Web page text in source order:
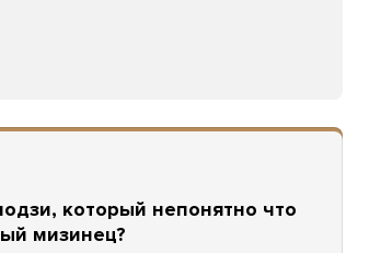
который непонятно что
мизинец?